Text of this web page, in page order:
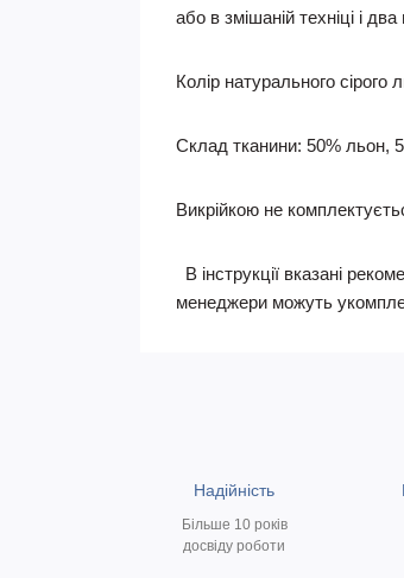
або в змішаній техніці і
Колір натурального сірого
Склад тканини: 50% льон,
Викрійкою не
В інструкції вказані
менеджери можуть
Надійність
Більше 10 років
досвіду роботи